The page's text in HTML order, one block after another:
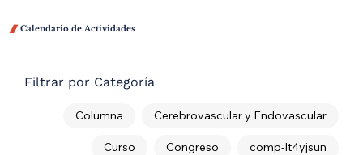
Filtrar por Categoría
Cerebrovascular y Endovascular
Columna
comp-lt4yjsun
Congreso
Curso
 Calendario de Actividades